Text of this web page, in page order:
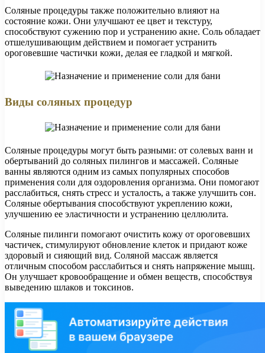
Соляные процедуры также положительно влияют на
состояние кожи. Они улучшают ее цвет и текстуру,
способствуют сужению пор и устранению акне. Соль обладает
отшелушивающим действием и помогает устранить
ороговевшие частички кожи, делая ее гладкой и мягкой.
Виды соляных процедур
Соляные процедуры могут быть разными: от солевых ванн и
обертываний до соляных пилингов и массажей. Соляные
ванны являются одним из самых популярных способов
применения соли для оздоровления организма. Они помогают
расслабиться, снять стресс и усталость, а также улучшить сон.
Соляные обертывания способствуют укреплению кожи,
улучшению ее эластичности и устранению целлюлита.
Соляные пилинги помогают очистить кожу от ороговевших
частичек, стимулируют обновление клеток и придают коже
здоровый и сияющий вид. Соляной массаж является
отличным способом расслабиться и снять напряжение мышц.
Он улучшает кровообращение и обмен веществ, способствуя
выведению шлаков и токсинов.